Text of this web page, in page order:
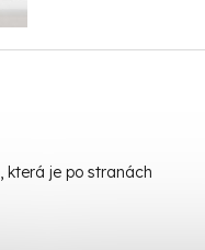
, která je po stranách